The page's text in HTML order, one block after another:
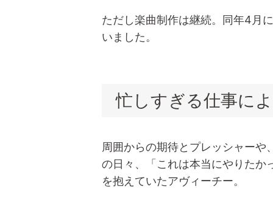
ただし楽曲制作は継続。同年4月
いました。
忙しすぎる仕事に
周囲からの期待とプレッシャー
の日々、「これは本当にやりたか
を抱えていたアヴィーチー。